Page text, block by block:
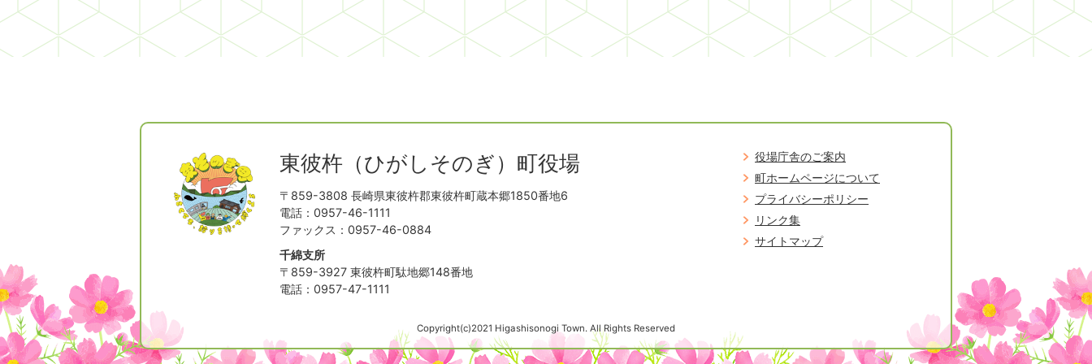
東彼杵（ひがしそのぎ）町役場
〒859-3808 長崎県東彼杵郡東彼杵町蔵本郷1850番地6
電話：0957-46-1111
ファックス：0957-46-0884
千綿支所
〒859-3927 東彼杵町駄地郷148番地
電話：0957-47-1111
役場庁舎のご案内
町ホームページについて
プライバシーポリシー
リンク集
サイトマップ
Copyright(c)2021 Higashisonogi Town. All Rights Reserved